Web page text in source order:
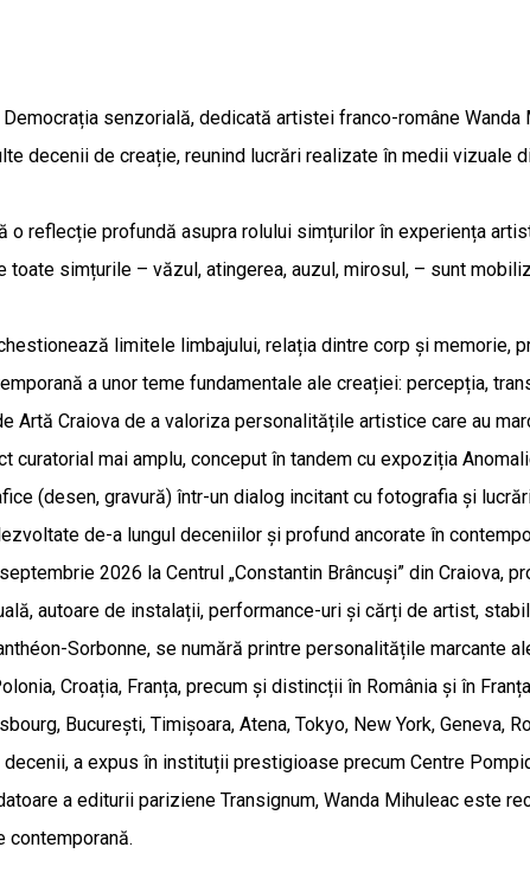
senzorială, dedicată artistei franco-române
decenii de creație, reunind lucrări realizate în medii
reflecție profundă asupra rolului simțurilor în experiența
toate simțurile – văzul, atingerea, auzul, mirosul, – sunt
limitele limbajului, relația dintre corp și
a unor teme fundamentale ale creației: percepția,
Craiova de a valoriza personalitățile artistice care au
curatorial mai amplu, conceput în tandem cu expoziția
(desen, gravură) într-un dialog incitant cu fotografia și
de-a lungul deceniilor și profund ancorate în
2026 la Centrul „Constantin Brâncuși” din Craiova,
autoare de instalații, performance-uri și cărți de artist,
Sorbonne, se numără printre personalitățile marcante
Croația, Franța, precum și distincții în România și în
București, Timișoara, Atena, Tokyo, New York, Geneva,
a expus în instituții prestigioase precum Centre
a editurii pariziene Transignum, Wanda Mihuleac este
contemporană.